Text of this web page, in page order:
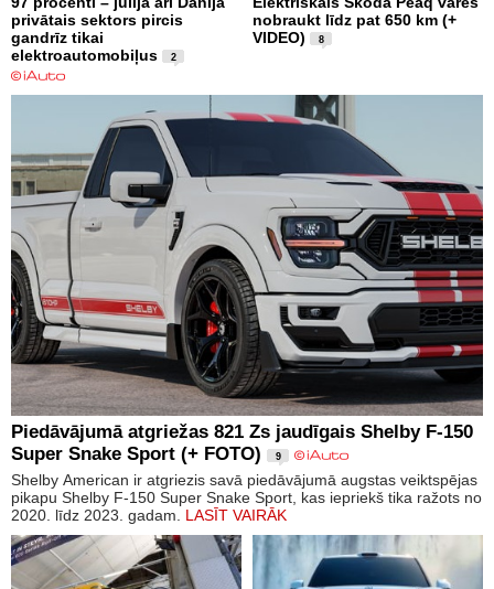
privātais sektors pircis
gandrīz tikai
elektroautomobiļus
2
nobraukt līdz pat 650 km (+
VIDEO)
8
Piedāvājumā atgriežas 821 Zs jaudīgais Shelby F-150
Super Snake Sport (+ FOTO)
9
Shelby American ir atgriezis savā piedāvājumā augstas veiktspējas
pikapu Shelby F-150 Super Snake Sport, kas iepriekš tika ražots no
2020. līdz 2023. gadam. LASĪT VAIRĀK